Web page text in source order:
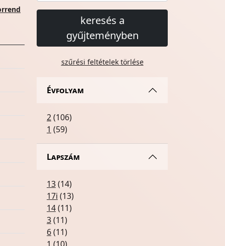
keresés a
gyűjteményben
szűrési feltételek törlése
Évfolyam
2(106)
1 (59)
Lapszám
13(14)
17i (13)
14(11)
3(11)
6(11)